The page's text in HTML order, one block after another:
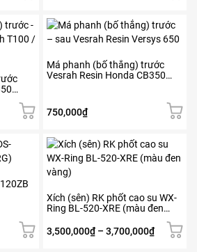
Má phanh (bố thắng) trước
Vesrah Resin Honda CB350
750,000₫
Xích (sên) RK phốt cao su WX-
Ring BL-520-XRE (màu đen
3,500,000₫ – 3,700,000₫Khoảng
Sản
phẩm
này
nhiều
biến
Các